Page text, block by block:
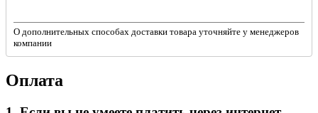
О дополнительных способах доставки товара уточняйте у менеджеров
компании
Оплата